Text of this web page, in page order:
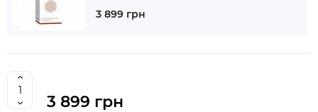
3 899 грн
3 899 грн